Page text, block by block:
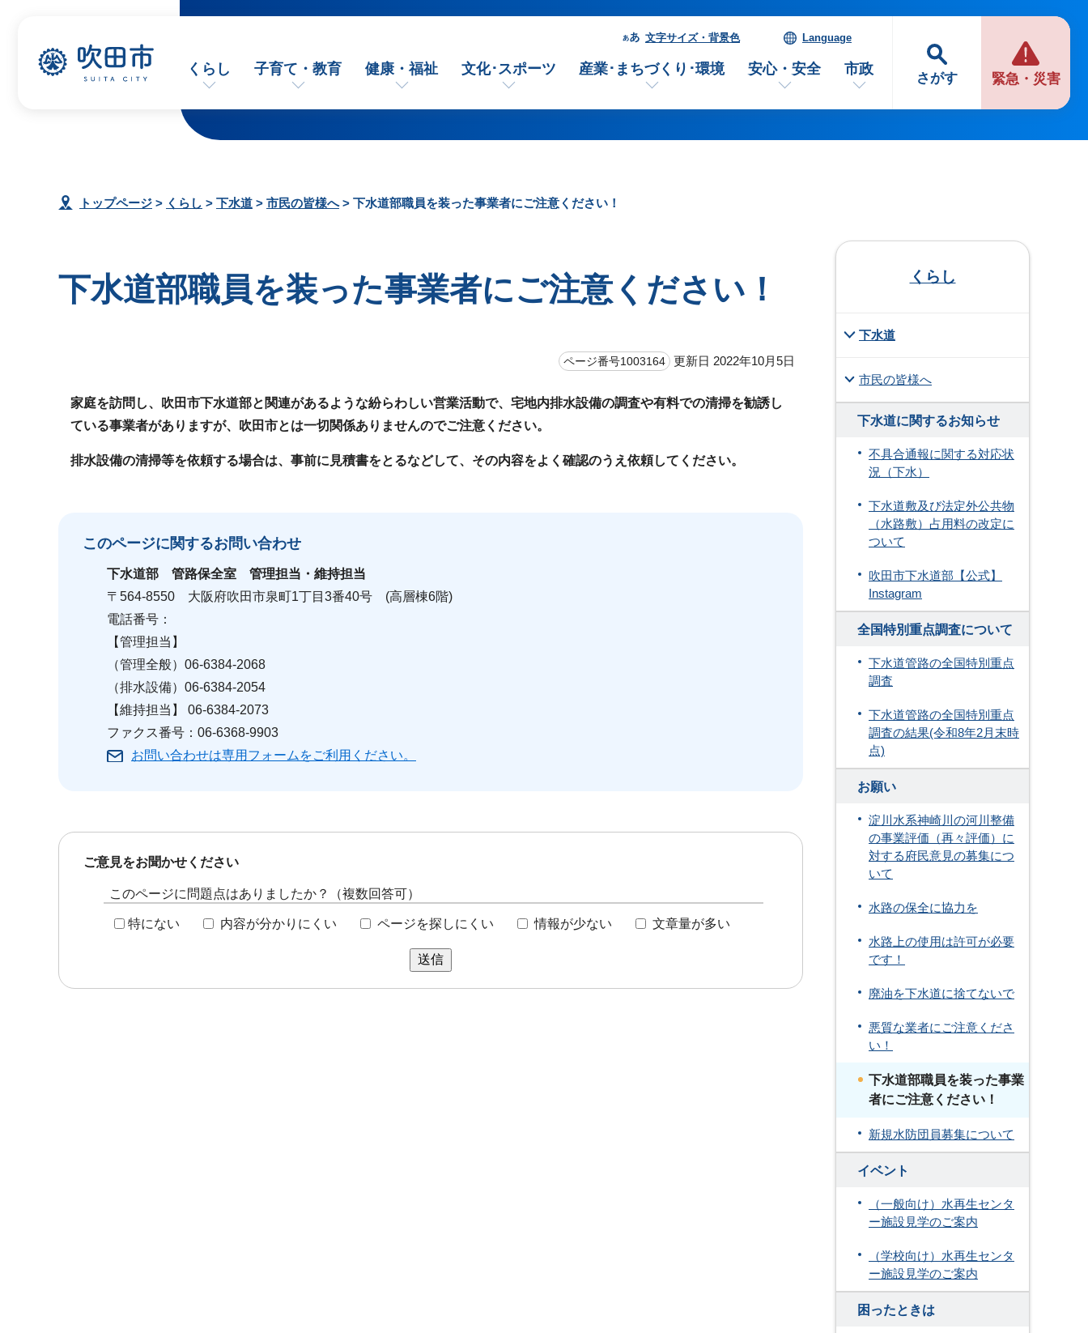
さがす 緊急・災害
文字サイズ・背景色 Language
くらし 子育て・教育 健康・福祉 文化･スポーツ 産業･まちづくり･環境 安心・安全 市政
トップページ > くらし > 下水道 > 市民の皆様へ> 下水道部職員を装った事業者にご注意ください！
下水道部職員を装った事業者にご注意ください！
ページ番号1003164 更新日 2022年10月5日
家庭を訪問し、吹田市下水道部と関連があるような紛らわしい営業活動で、宅地内排水設備の調査や有料での清掃を勧誘し
ている事業者がありますが、吹田市とは一切関係ありませんのでご注意ください。
排水設備の清掃等を依頼する場合は、事前に見積書をとるなどして、その内容をよく確認のうえ依頼してください。
このページに関するお問い合わせ
下水道部 管路保全室 管理担当・維持担当
〒564-8550 大阪府吹田市泉町1丁目3番40号 (高層棟6階)
電話番号：
【管理担当】
（管理全般）06-6384-2068
（排水設備）06-6384-2054
【維持担当】 06-6384-2073
ファクス番号：06-6368-9903
お問い合わせは専用フォームをご利用ください。
ご意見をお聞かせください
このページに問題点はありましたか？（複数回答可）
特にない 内容が分かりにくい ページを探しにくい 情報が少ない 文章量が多い
送信
くらし
下水道
市民の皆様へ
下水道に関するお知らせ
不具合通報に関する対応状
況（下水）
下水道敷及び法定外公共物
（水路敷）占用料の改定に
ついて
吹田市下水道部【公式】
Instagram
全国特別重点調査について
下水道管路の全国特別重点
調査
下水道管路の全国特別重点
調査の結果(令和8年2月末時
点)
お願い
淀川水系神崎川の河川整備
の事業評価（再々評価）に
対する府民意見の募集につ
いて
水路の保全に協力を
水路上の使用は許可が必要
です！
廃油を下水道に捨てないで
悪質な業者にご注意くださ
い！
下水道部職員を装った事業
者にご注意ください！
新規水防団員募集について
イベント
（一般向け）水再生センタ
ー施設見学のご案内
（学校向け）水再生センタ
ー施設見学のご案内
困ったときは